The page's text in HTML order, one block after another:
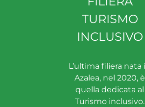
TURISMO
INCLUSIVO
L’ultima filiera nata
Azalea, nel 2020, è
quella dedicata al
Turismo inclusivo.